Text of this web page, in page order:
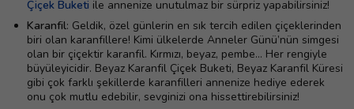
Çiçek Buketi ile annenize unutulmaz bir sürpriz yapabilirsiniz!
Karanfil: Geldik, özel günlerin en sık tercih edilen çiçeklerinden
biri olan karanfillere! Kimi ülkelerde Anneler Günü’nün simgesi
olan bir çiçektir karanfil. Kırmızı, beyaz, pembe… Her rengiyle
büyüleyicidir. Beyaz Karanfil Çiçek Buketi, Beyaz Karanfil Küresi
gibi çok farklı şekillerde karanfilleri annenize hediye ederek
onu çok mutlu edebilir, sevginizi ona hissettirebilirsiniz!